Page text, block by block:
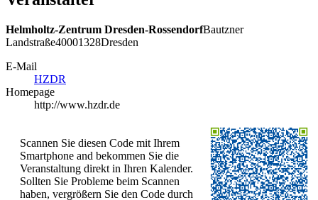
Helmholtz-Zentrum Dresden-RossendorfBautzner
Landstraße40001328Dresden
E-Mail
HZDR
Homepage
http://www.hzdr.de
Scannen Sie diesen Code mit Ihrem
Smartphone and bekommen Sie die
Veranstaltung direkt in Ihren Kalender.
Sollten Sie Probleme beim Scannen
haben, vergrößern Sie den Code durch